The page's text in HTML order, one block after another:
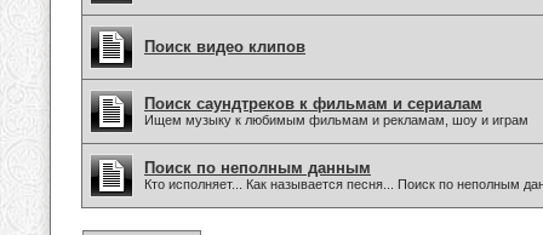
Поиск видео клипов
Поиск саундтреков к фильмам и сериалам
Ищем музыку к любимым фильмам и рекламам, шоу и играм
Поиск по неполным данным
Кто исполняет... Как называется песня... Поиск по неполным